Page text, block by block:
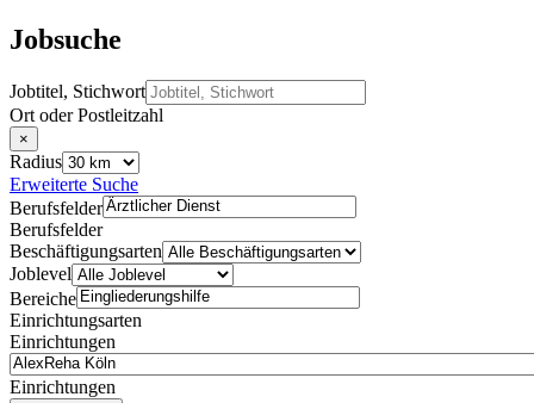
Jobsuche
Jobtitel, Stichwort
Ort oder Postleitzahl
×
Radius
Erweiterte Suche
Berufsfelder
Berufsfelder
Beschäftigungsarten
Joblevel
Bereiche
Einrichtungsarten
Einrichtungen
Einrichtungen